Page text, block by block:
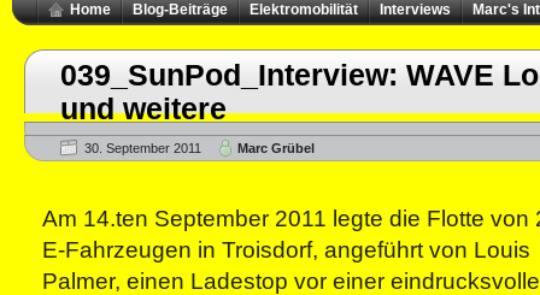
Home Blog-Beiträge Elektromobilität Interviews Marc's
039_SunPod_Interview: WAVE
und weitere
30. September 2011 Marc Grübel
Am 14.ten September 2011 legte die Flotte von
E-Fahrzeugen in Troisdorf, angeführt von Louis
Palmer, einen Ladestop vor einer